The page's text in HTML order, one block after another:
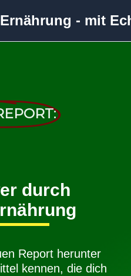
- mit
durch
Report herunter
kennen, die dich